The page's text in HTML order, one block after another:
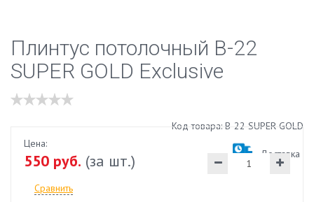
Плинтус потолочный В-22
SUPER GOLD Exclusive
Код товара: В-22 SUPER GOLD
Доставка
Цена:
550 руб. (за шт.)
Сравнить